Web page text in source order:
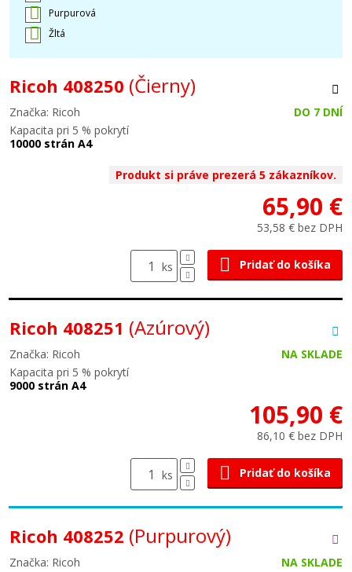
Purpurová
Žltá
Ricoh 408250 (Čierny)
Značka: Ricoh
DO 7 DNÍ
Kapacita pri 5 % pokrytí
10000 strán A4
Produkt si práve prezerá 5 zákazníkov.
65,90 €
53,58 € bez DPH
ks Pridať do košíka
Ricoh 408251 (Azúrový)
Značka: Ricoh
NA SKLADE
Kapacita pri 5 % pokrytí
9000 strán A4
105,90 €
86,10 € bez DPH
ks Pridať do košíka
Ricoh 408252 (Purpurový)
Značka: Ricoh
NA SKLADE